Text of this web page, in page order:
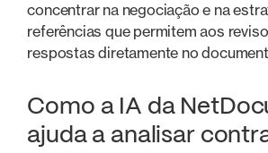
concentrar na negociação e na
referências que permitem aos
respostas diretamente no
Como a IA da
ajuda a analisar